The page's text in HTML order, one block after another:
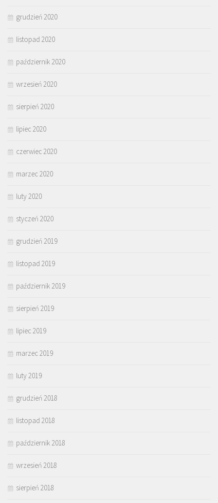
grudzień 2020
listopad 2020
październik 2020
wrzesień 2020
sierpień 2020
lipiec 2020
czerwiec 2020
marzec 2020
luty 2020
styczeń 2020
grudzień 2019
listopad 2019
październik 2019
sierpień 2019
lipiec 2019
marzec 2019
luty 2019
grudzień 2018
listopad 2018
październik 2018
wrzesień 2018
sierpień 2018